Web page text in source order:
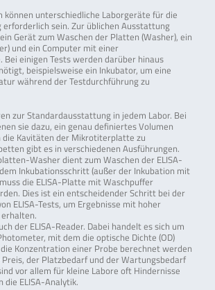
können unterschiedliche Laborgeräte für die
erforderlich sein. Zur üblichen Ausstattung
Gerät zum Waschen der Platten (Washer), ein
und ein Computer mit einer
einigen Tests werden darüber hinaus
beispielsweise ein Inkubator, um eine
während der Testdurchführung zu
zur Standardausstattung in jedem Labor. Bei
sie dazu, ein genau definiertes Volumen
die Kavitäten der Mikrotiterplatte zu
gibt es in verschiedenen Ausführungen.
Washer dient zum Waschen der ELISA-
Inkubationsschritt (außer der Inkubation mit
die ELISA-Platte mit Waschpuffer
Dies ist ein entscheidender Schritt bei der
ELISA-Tests, um Ergebnisse mit hoher
der ELISA-Reader. Dabei handelt es sich um
mit dem die optische Dichte (OD)
Konzentration einer Probe berechnet werden
Preis, der Platzbedarf und der Wartungsbedarf
vor allem für kleine Labore oft Hindernisse
die ELISA-Analytik.